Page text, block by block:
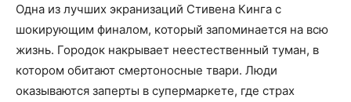
Одна из лучших экранизаций Стивена Кинга с
шокирующим финалом, который запоминается на всю
жизнь. Городок накрывает неестественный туман, в
котором обитают смертоносные твари. Люди
оказываются заперты в супермаркете, где страх